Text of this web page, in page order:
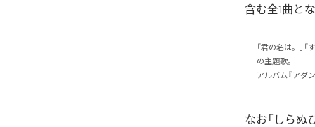
含む全1曲と
「君の名は。」
の主題歌。
アルバム『アダ
なお「しらぬ